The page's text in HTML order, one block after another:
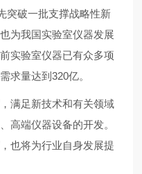
突破一批支撑战略性新
为我国实验室仪器发展
实验室仪器已有众多项
求量达到320亿。
满足新技术和有关领域
高端仪器设备的开发。
也将为行业自身发展提